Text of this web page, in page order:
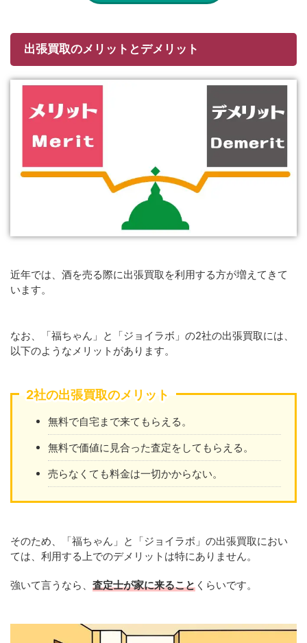
出張買取のメリットとデメリット
近年では、酒を売る際に出張買取を利用する方が増えてきて
います。
なお、「福ちゃん」と「ジョイラボ」の2社の出張買取には、
以下のようなメリットがあります。
2社の出張買取のメリット
無料で自宅まで来てもらえる。
無料で価値に見合った査定をしてもらえる。
売らなくても料金は一切かからない。
そのため、「福ちゃん」と「ジョイラボ」の出張買取におい
ては、利用する上でのデメリットは特にありません。
強いて言うなら、 査定士が家に来ること くらいです。